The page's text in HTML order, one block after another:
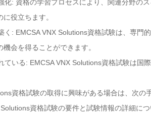
化: 資格の学習プロセスにより、関連分野の
役立ちます。
く: EMCSA VNX Solutions資格試験は、専門
機会を得ることができます。
ている: EMCSA VNX Solutions資格試験は国
資格試験の取得に興味がある場合は、次の
資格試験の要件と試験情報の詳細に